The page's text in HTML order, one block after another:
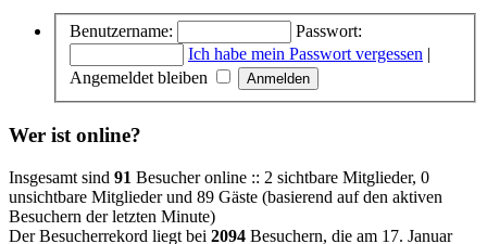
Benutzername:
Passwort:
Ich habe mein Passwort vergessen |
Angemeldet bleiben
Wer ist online?
Insgesamt sind 91 Besucher online :: 2 sichtbare Mitglieder, 0
unsichtbare Mitglieder und 89 Gäste (basierend auf den aktiven
Besuchern der letzten Minute)
Der Besucherrekord liegt bei 2094 Besuchern, die am 17. Januar